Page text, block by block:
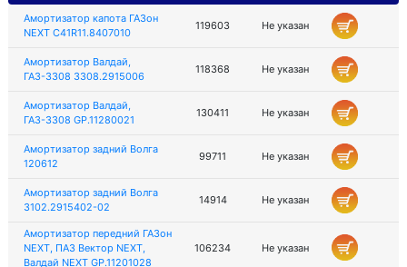
Амортизатор капота ГАЗон
NEXT C41R11.8407010
119603 Не указан
Амортизатор Валдай,
ГАЗ-3308 3308.2915006
118368 Не указан
Амортизатор Валдай,
ГАЗ-3308 GP.11280021
130411 Не указан
Амортизатор задний Волга
120612
99711 Не указан
Амортизатор задний Волга
3102.2915402-02
14914 Не указан
Амортизатор передний ГАЗон
NEXT, ПАЗ Вектор NEXT,
Валдай NEXT GP.11201028
106234 Не указан